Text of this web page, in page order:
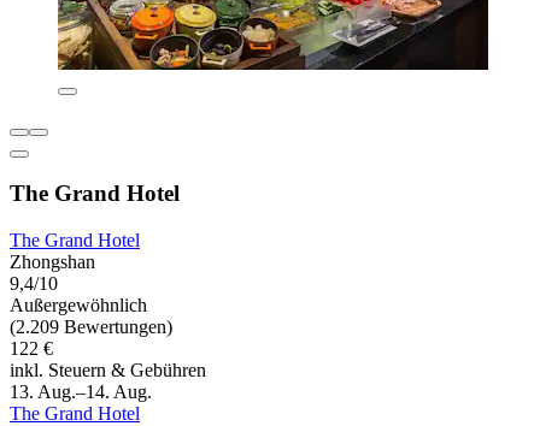
The Grand Hotel
The Grand Hotel
Zhongshan
9,4/10
Außergewöhnlich
(2.209 Bewertungen)
122 €
inkl. Steuern & Gebühren
13. Aug.–14. Aug.
The Grand Hotel